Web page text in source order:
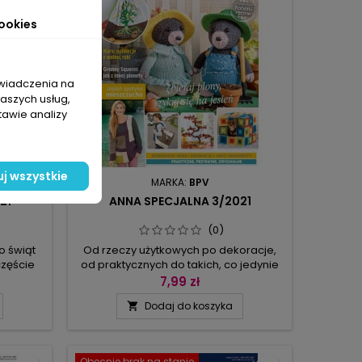
świąt
ze
się
MARKA: BPV
ANNA SPECJALNA 3/2021
(0)
Od rzeczy użytkowych po dekoracje,
od praktycznych do takich, co jedynie
cieszą oczy – wybór może być
Anny Specjalnej znajdziecie wiele
nauczenia się czegoś nowego. Tym
7,99 zł
 Dodaj do koszyka
na
usług,
analizy
wszystkie